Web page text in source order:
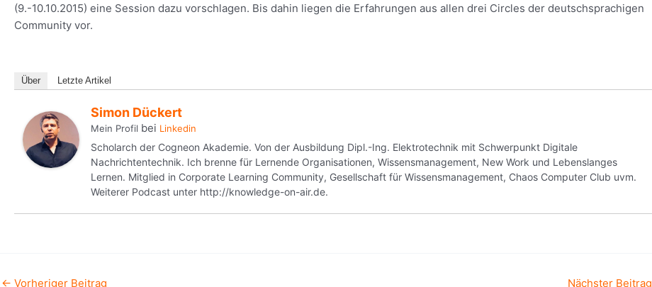
(9.-10.10.2015) eine Session dazu vorschlagen. Bis dahin liegen die Erfahrungen aus allen drei Circles der deutschsprachigen
Community vor.
Über Letzte Artikel
Simon Dückert
Mein Profil bei Linkedin
Scholarch der Cogneon Akademie. Von der Ausbildung Dipl.-Ing. Elektrotechnik mit Schwerpunkt Digitale
Nachrichtentechnik. Ich brenne für Lernende Organisationen, Wissensmanagement, New Work und Lebenslanges
Lernen. Mitglied in Corporate Learning Community, Gesellschaft für Wissensmanagement, Chaos Computer Club uvm.
Weiterer Podcast unter http://knowledge-on-air.de.
← Vorheriger Beitrag Nächster Beitrag